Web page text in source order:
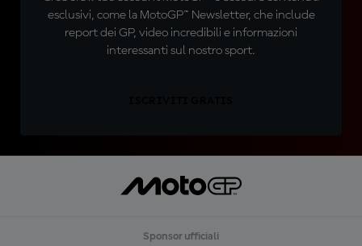
esclusivi, come la MotoGP™ Newsletter, che include
report dei GP, video incredibili e informazioni
interessanti sul nostro sport.
Sponsor ufficiali